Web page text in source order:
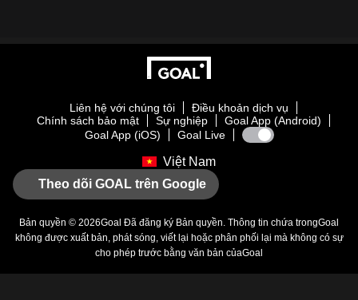
Liên hệ với chúng tôi
Điều khoản dịch vụ
Chính sách bảo mật
Sự nghiệp
Goal App (Android)
Goal App (iOS)
Goal Live
Việt Nam
Theo dõi GOAL trên Google
Bản quyền © 2026Goal Đã đăng ký Bản quyền. Thông tin chứa trongGoal
không được xuất bản, phát sóng, viết lại hoặc phân phối lại mà không có sự
cho phép trước bằng văn bản củaGoal